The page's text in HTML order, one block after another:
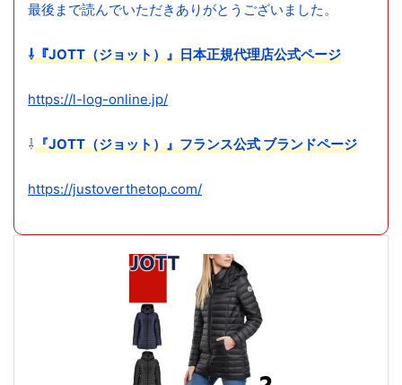
最後まで読んでいただきありがとうございました。
⇩『JOTT（ジョット）』日本正規代理店公式ページ
https://l-log-online.jp/
⇩『JOTT（ジョット）』フランス公式 ブランドページ
https://justoverthetop.com/